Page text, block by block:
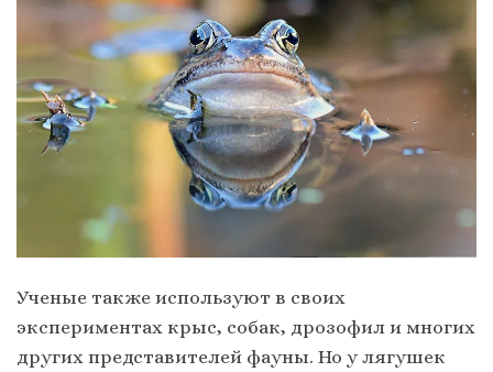
Ученые также используют в своих
экспериментах крыс, собак, дрозофил и многих
других представителей фауны. Но у лягушек